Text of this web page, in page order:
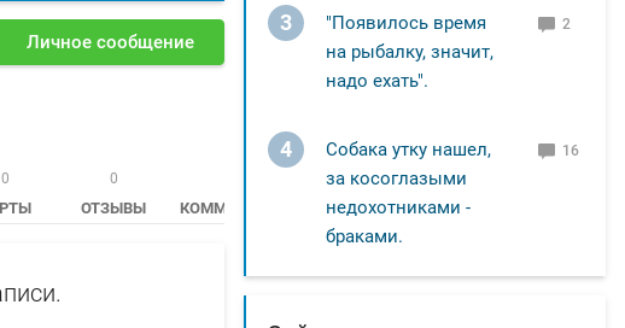
Личное сообщение
0
ОТЗЫВЫ
0
КОММЕНТАРИИ
3
"Появилось время
на рыбалку, значит,
надо ехать".
2
4
Собака утку нашел,
за косоглазыми
недохотниками -
браками.
16